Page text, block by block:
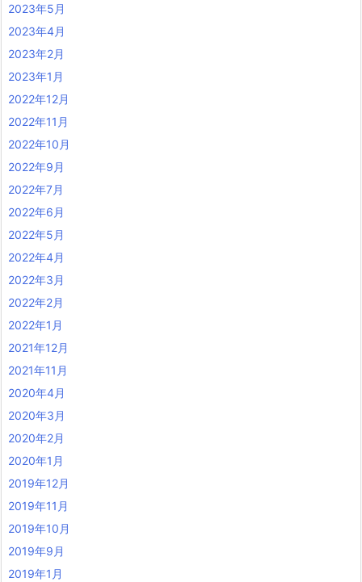
2023年5月
2023年4月
2023年2月
2023年1月
2022年12月
2022年11月
2022年10月
2022年9月
2022年7月
2022年6月
2022年5月
2022年4月
2022年3月
2022年2月
2022年1月
2021年12月
2021年11月
2020年4月
2020年3月
2020年2月
2020年1月
2019年12月
2019年11月
2019年10月
2019年9月
2019年1月